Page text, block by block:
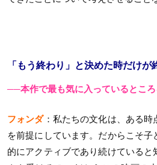
「もう終わり」と決めた時だけが
──本作で最も気に入っているところ
フォンダ：私たちの文化は、ある時
を前提にしています。だからこそ
的にアクティブであり続けていると